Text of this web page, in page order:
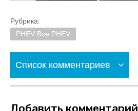
Рубрика:
PHEV Все PHEV
Список комментариев
Добавить комментарий